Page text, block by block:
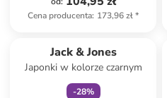
Cena producenta: 173,96 zł*
Jack & Jones
Japonki w kolorze czarnym
-28%